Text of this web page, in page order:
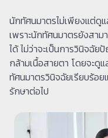
นักทัศนมาตรไม่เพียงแต่ดู
เพราะนักทัศนมาตรยังสาม
ได้ ไม่ว่าจะเป็นการวินิจฉั
กล้ามเนื้อสายตา โดยจะดู
ทัศนมาตรวินิจฉัยเรียบร้อ
รักษาต่อไป